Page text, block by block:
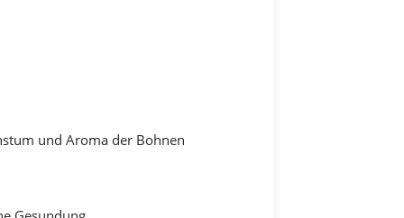
und Aroma der Bohnen